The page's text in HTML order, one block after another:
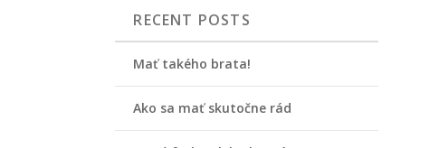
RECENT POSTS
Mať takého brata!
Ako sa mať skutočne rád